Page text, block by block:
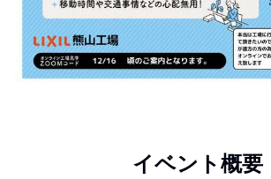
イベント概要